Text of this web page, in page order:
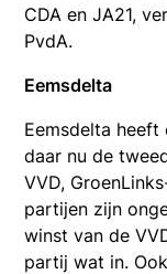
CDA en JA21,
PvdA.
Eemsdelta
Eemsdelta heeft
daar nu de
VVD,
partijen zijn
winst van de
partij wat in.